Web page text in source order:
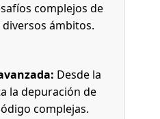
complejos de
ámbitos.
Desde la
la depuración de
complejas.